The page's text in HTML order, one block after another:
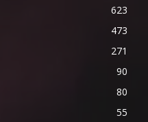
623
473
271
90
80
55